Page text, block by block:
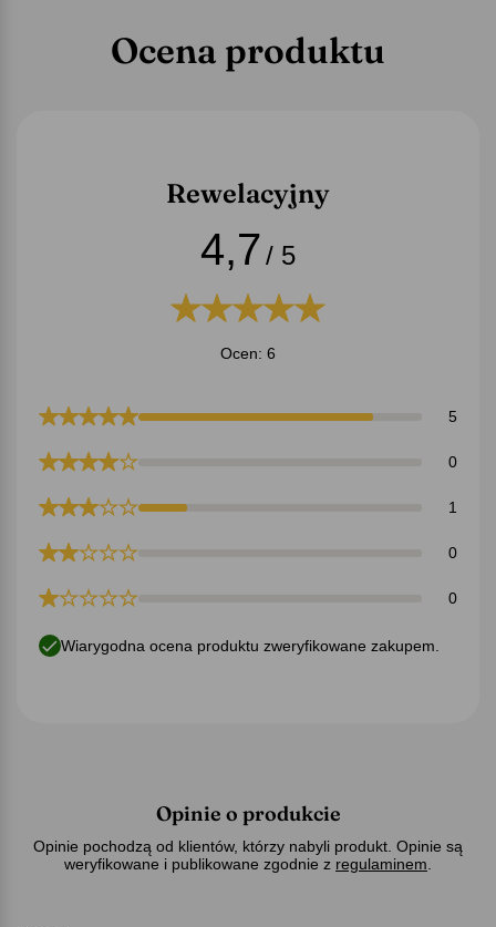
Ocena produktu
Rewelacyjny
4,7/ 5
Ocen: 6
5
0
1
0
0
Wiarygodna ocena produktu zweryfikowane zakupem.
Opinie o produkcie
Opinie pochodzą od klientów, którzy nabyli produkt. Opinie są
weryfikowane i publikowane zgodnie z regulaminem.